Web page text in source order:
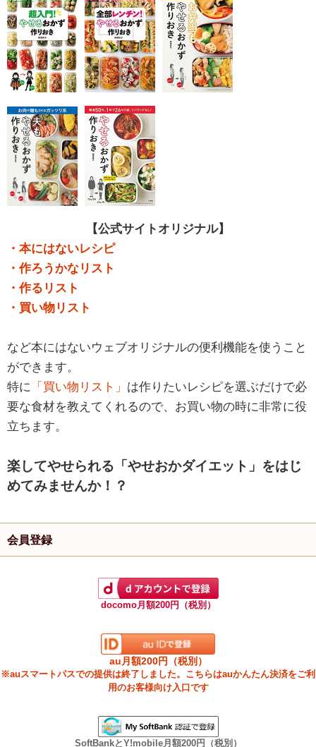
【公式サイトオリジナル】
・本にはないレシピ
・作ろうかなリスト
・作るリスト
・買い物リスト
など本にはないウェブオリジナルの便利機能を使うこと
ができます。
特に 「買い物リスト」 は作りたいレシピを選ぶだけで必
要な食材を教えてくれるので、お買い物の時に非常に役
立ちます。
楽してやせられる「やせおかダイエット」をはじ
めてみませんか！？
会員登録
docomo月額200円（税別）
au月額200円（税別）
※auスマートパスでの提供は終了しました。こちらはauかんたん決済をご利
用のお客様向け入口です
SoftBankとY!mobile月額200円（税別）